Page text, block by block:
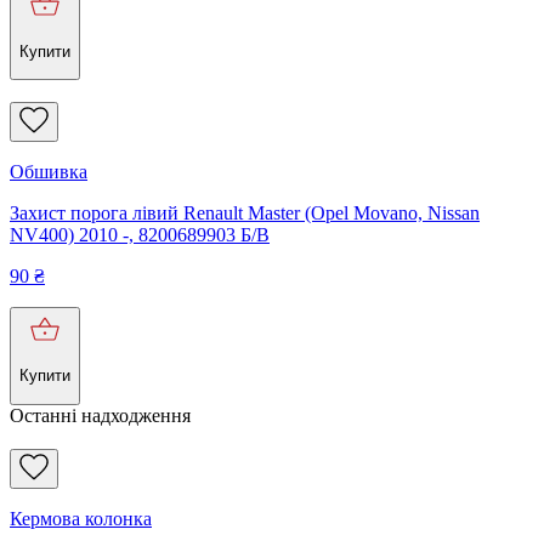
Купити
Обшивка
Захист порога лівий Renault Master (Opel Movano, Nissan
NV400) 2010 -, 8200689903 Б/В
90 ₴
Купити
Останні надходження
Кермова колонка